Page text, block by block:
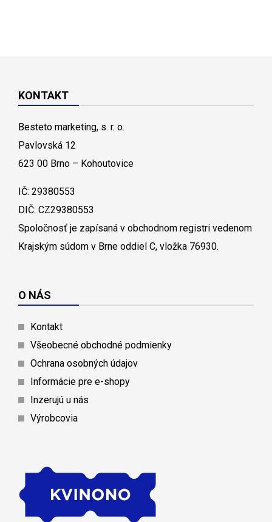
KONTAKT
Besteto marketing, s. r. o.
Pavlovská 12
623 00 Brno – Kohoutovice
IČ: 29380553
DIČ: CZ29380553
Spoločnosť je zapísaná v obchodnom registri vedenom
Krajským súdom v Brne oddiel C, vložka 76930.
O NÁS
Kontakt
Všeobecné obchodné podmienky
Ochrana osobných údajov
Informácie pre e-shopy
Inzerujú u nás
Výrobcovia